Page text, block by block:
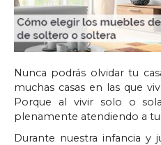
Nunca podrás olvidar tu
muchas casas en las que
Porque al vivir solo o
plenamente atendiendo a
Durante nuestra infancia y